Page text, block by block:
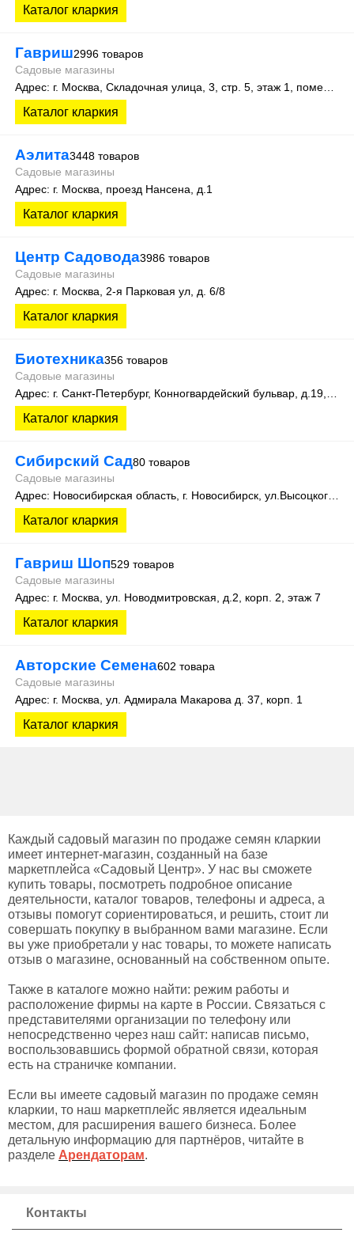
Каталог кларкия
Гавриш2996 товаров
Садовые магазины
Каталог кларкия
Аэлита3448 товаров
Садовые магазины
Адрес: г. Москва, проезд Нансена, д.1
Каталог кларкия
Центр Садовода3986 товаров
Садовые магазины
Адрес: г. Москва, 2-я Парковая ул, д. 6/8
Каталог кларкия
Биотехника356 товаров
Садовые магазины
Каталог кларкия
Сибирский Сад80 товаров
Садовые магазины
Каталог кларкия
Гавриш Шоп529 товаров
Садовые магазины
Адрес: г. Москва, ул. Новодмитровская, д.2, корп. 2, этаж 7
Каталог кларкия
Авторские Семена602 товара
Садовые магазины
Адрес: г. Москва, ул. Адмирала Макарова д. 37, корп. 1
Каталог кларкия
Каждый садовый магазин по продаже семян кларкии
имеет интернет-магазин, созданный на базе
маркетплейса «Садовый Центр». У нас вы сможете
купить товары, посмотреть подробное описание
деятельности, каталог товаров, телефоны и адреса, а
отзывы помогут сориентироваться, и решить, стоит ли
совершать покупку в выбранном вами магазине. Если
вы уже приобретали у нас товары, то можете написать
отзыв о магазине, основанный на собственном опыте.
Также в каталоге можно найти: режим работы и
расположение фирмы на карте в России. Связаться с
представителями организации по телефону или
непосредственно через наш сайт: написав письмо,
воспользовавшись формой обратной связи, которая
есть на страничке компании.
Если вы имеете садовый магазин по продаже семян
кларкии, то наш маркетплейс является идеальным
местом, для расширения вашего бизнеса. Более
детальную информацию для партнёров, читайте в
разделе Арендаторам.
Контакты